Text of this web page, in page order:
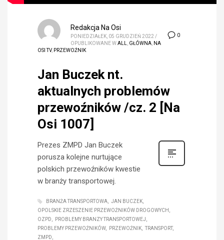
0
Redakcja Na Osi
PONIEDZIAŁEK, 05 GRUDZIEŃ 2022 /
OPUBLIKOWANE WALL GŁÓWNA NA
OSI TV, PRZEWOŹNIK
Jan Buczek nt.
aktualnych problemów
przewoźników /cz. 2 [Na
Osi 1007]
Prezes ZMPD Jan Buczek
porusza kolejne nurtujące
polskich przewoźników kwestie
w branży transportowej.
BRANŻA TRANSPORTOWA
JAN BUCZEK
OPOLSKIE ZRZESZENIE PRZEWOŹNIKÓW DROGOWYCH
OZPD
PROBLEMY BRANZY TRANSPORTOWEJ
PROBLEMY PRZEWOŹNIKÓW
PRZEWOŹNIK
TRANSPORT
ZMPD